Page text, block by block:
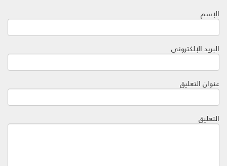
الإسم
البريد الإلكتروني
عنوان التعليق
التعليق